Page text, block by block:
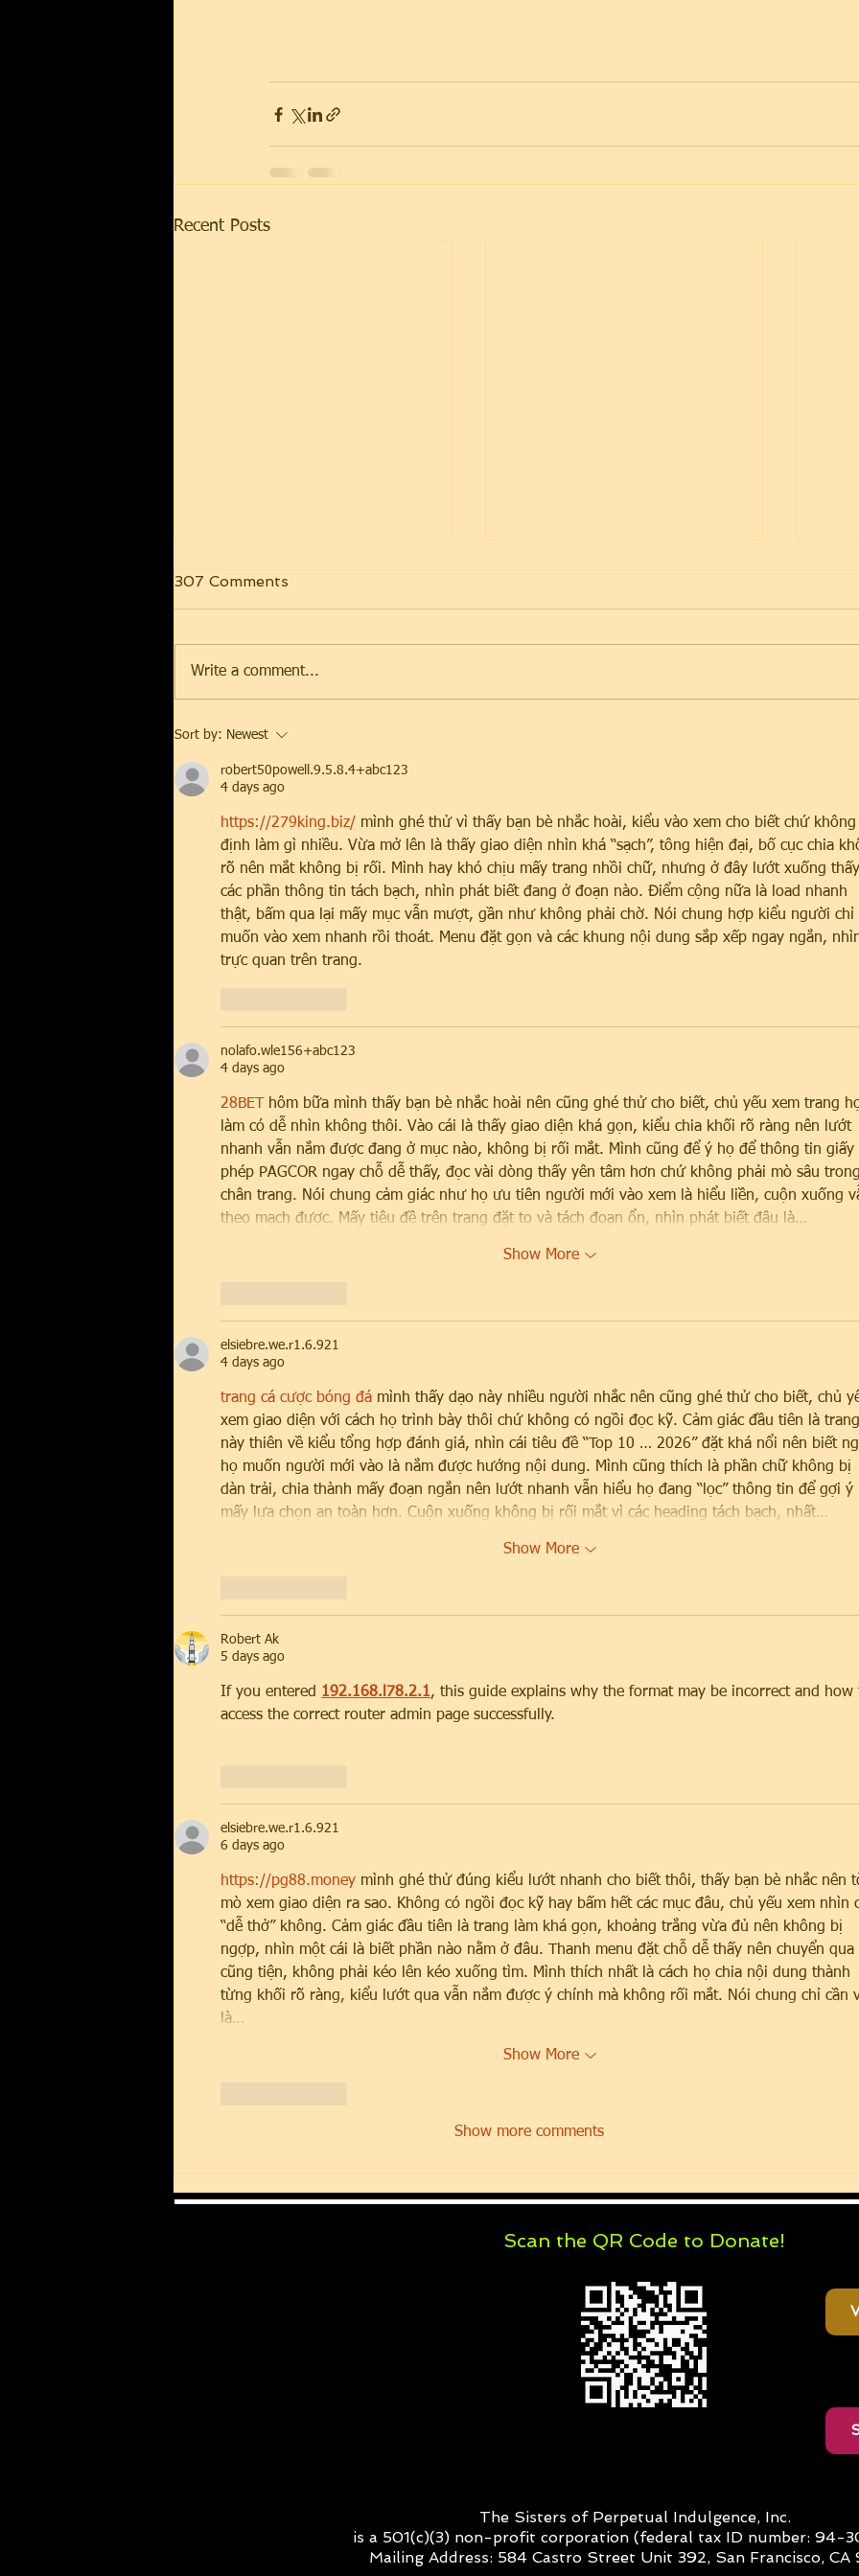
Recent Posts
Krampus Pageant,
Saturday December 6
307 Comments
Write a comment...
Sort by: Newest
robert50powell.9.5.8.4+abc123
4 days ago
https://279king.biz/ mình ghé thử vì thấy bạn bè nhắc hoài, kiểu vào xem cho biết chứ không
định làm gì nhiều. Vừa mở lên là thấy giao diện nhìn khá “sạch”, tông hiện đại, bố cục chia
rõ nên mắt không bị rối. Mình hay khó chịu mấy trang nhồi chữ, nhưng ở đây lướt xuống thấy
các phần thông tin tách bạch, nhìn phát biết đang ở đoạn nào. Điểm cộng nữa là load nhanh
thật, bấm qua lại mấy mục vẫn mượt, gần như không phải chờ. Nói chung hợp kiểu người chỉ
muốn vào xem nhanh rồi thoát. Menu đặt gọn và các khung nội dung sắp xếp ngay ngắn,
trực quan trên trang.
nolafo.wle156+abc123
4 days ago
28BET
hôm bữa mình thấy bạn bè nhắc hoài nên cũng ghé thử cho biết, chủ yếu xem trang
làm có dễ nhìn không thôi. Vào cái là thấy giao diện khá gọn, kiểu chia khối rõ ràng nên lướt
nhanh vẫn nắm được đang ở mục nào, không bị rối mắt. Mình cũng để ý họ để thông tin giấy
phép PAGCOR ngay chỗ dễ thấy, đọc vài dòng thấy yên tâm hơn chứ không phải mò sâu trong
chân trang. Nói chung cảm giác như họ ưu tiên người mới vào xem là hiểu liền, cuộn xuống
theo mạch được. Mấy tiêu đề trên trang đặt to và tách đoạn ổn, nhìn phát biết đâu là…
Show More
elsiebre.we.r1.6.921
4 days ago
trang cá cược bóng đá mình thấy dạo này nhiều người nhắc nên cũng ghé thử cho biết, chủ
xem giao diện với cách họ trình bày thôi chứ không có ngồi đọc kỹ. Cảm giác đầu tiên là trang
này thiên về kiểu tổng hợp đánh giá, nhìn cái tiêu đề “Top 10 … 2026” đặt khá nổi nên biết
họ muốn người mới vào là nắm được hướng nội dung. Mình cũng thích là phần chữ không bị
dàn trải, chia thành mấy đoạn ngắn nên lướt nhanh vẫn hiểu họ đang “lọc” thông tin để gợi ý
mấy lựa chọn an toàn hơn. Cuộn xuống không bị rối mắt vì các heading tách bạch, nhất…
Show More
Robert Ak
5 days ago
If you entered 192.168.l78.2.1, this guide explains why the format may be incorrect and how
access the correct router admin page successfully.
elsiebre.we.r1.6.921
6 days ago
https://pg88.money mình ghé thử đúng kiểu lướt nhanh cho biết thôi, thấy bạn bè nhắc nên
mò xem giao diện ra sao. Không có ngồi đọc kỹ hay bấm hết các mục đâu, chủ yếu xem nhìn
“dễ thở” không. Cảm giác đầu tiên là trang làm khá gọn, khoảng trắng vừa đủ nên không bị
ngợp, nhìn một cái là biết phần nào nằm ở đâu. Thanh menu đặt chỗ dễ thấy nên chuyển qua
cũng tiện, không phải kéo lên kéo xuống tìm. Mình thích nhất là cách họ chia nội dung thành
từng khối rõ ràng, kiểu lướt qua vẫn nắm được ý chính mà không rối mắt. Nói chung chỉ cần
là…
Show More
Show more comments
Scan the QR Code to Donate!
The Sisters of Perpetual Indulgence, Inc.
is a 501(c)(3) non-profit corporation (federal tax ID number: 94-
Mailing Address: 584 Castro Street Unit 392, San Francisco, CA